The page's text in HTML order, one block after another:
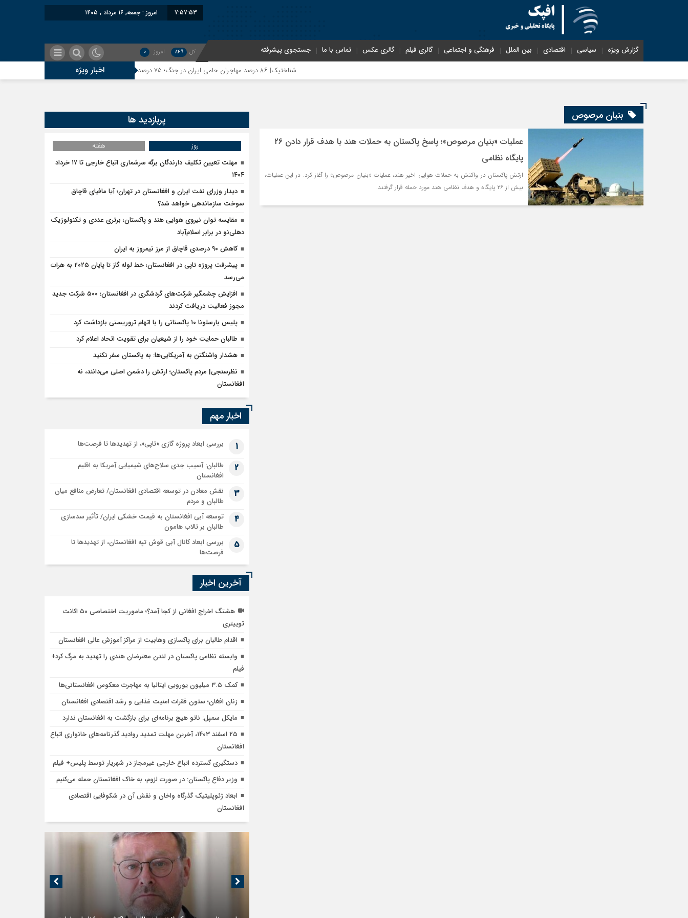
7:57:53 امروز : جمعه, ۱۶ مرداد , ۱۴۰۵
گزارش ویژه سیاسی اقتصادی بین الملل فرهنگی و اجتماعی گالری فیلم گالری عکس تماس با ما جستجوی پیشرفته کل 849 امروز 0
اخبار ویژه شناختیک| ۸۶ درصد مهاجران حامی ایران در جنگ؛ ۷۵ درصد مهاجران دولت چهاردهم را خیرخواه خود نمی‌دانند
روسیه امارت اسلامی افغانستان را به رسمیت شناخت؛ دول آسیای میانه هم به طالبان اعتبار می‎‌بخشند؟
مذاکره تحمیلی، جنگ تحمیلی، صلح تحمیلی را پذیرفتیم؛ اسرائیل به کدام صلح تاکنون پایبند بوده است؟
بنیان مرصوص
عملیات «بنیان مرصوص»؛ پاسخ پاکستان به حملات هند با هدف قرار دادن ۲۶
پایگاه نظامی
ارتش پاکستان در واکنش به حملات هوایی اخیر هند، عملیات «بنیان مرصوص» را آغاز کرد. در این عملیات،
بیش از ۲۶ پایگاه و هدف نظامی هند مورد حمله قرار گرفتند.
پربازدید ها
روز
هفته
مهلت تعیین تکلیف دارندگان برگه سرشماری اتباع خارجی تا ۱۷ خرداد
۱۴۰۴
دیدار وزرای نفت ایران و افغانستان در تهران؛ آیا مافیای قاچاق
سوخت سازماندهی خواهد شد؟
مقایسه توان نیروی هوایی هند و پاکستان؛ برتری عددی و تکنولوژیک
دهلی‌نو در برابر اسلام‌آباد
کاهش ۹۰ درصدی قاچاق از مرز نیمروز به ایران
پیشرفت پروژه تاپی در افغانستان؛ خط لوله گاز تا پایان ۲۰۲۵ به هرات
می‌رسد
افزایش چشمگیر شرکت‌های گردشگری در افغانستان؛ ۵۰۰ شرکت جدید
مجوز فعالیت دریافت کردند
پلیس بارسلونا ۱۰ پاکستانی را با اتهام تروریستی بازداشت کرد
طالبان حمایت خود را از شیعیان برای تقویت اتحاد اعلام کرد
هشدار واشنگتن به آمریکایی‌ها: به پاکستان سفر نکنید
نظرسنجی| مردم پاکستان؛ ارتش را دشمن اصلی می‌دانند، نه
افغانستان
اخبار مهم
1 بررسی ابعاد پروژه گازی «تاپی»، از تهدیدها تا فرصت‌ها
2
طالبان: آسیب جدی سلاح‌های شیمیایی آمریکا به اقلیم
افغانستان
3
نقش معادن در توسعه اقتصادی افغانستان/ تعارض منافع میان
طالبان و مردم
4
توسعه آبی افغانستان به قیمت خشکی ایران/ تأثیر سدسازی
طالبان بر تالاب هامون
5
بررسی ابعاد کانال آبی قوش تپه افغانستان، از تهدیدها تا
فرصت‌ها
آخرین اخبار
هشتگ اخراج افغانی از کجا آمد؟؛ ماموریت اختصاصی ۵۰ اکانت
توییتری
اقدام طالبان برای پاکسازی وهابیت از مراکز آموزش عالی افغانستان
وابسته نظامی پاکستان در لندن معترضان هندی را تهدید به مرگ کرد+
فیلم
کمک ۳.۵ میلیون یورویی ایتالیا به مهاجرت معکوس افغانستانی‌ها
زنان افغان؛ ستون فقرات امنیت غذایی و رشد اقتصادی افغانستان
مایکل سمپل: ناتو هیچ برنامه‌ای برای بازگشت به افغانستان ندارد
۲۵ اسفند ۱۴۰۳، آخرین مهلت تمدید روادید گذرنامه‌های خانواری اتباع
افغانستان
دستگیری گسترده اتباع خارجی غیرمجاز در شهریار توسط پلیس+ فیلم
وزیر دفاع پاکستان: در صورت لزوم، به خاک افغانستان حمله می‌کنیم
ابعاد ژئوپلیتیک گذرگاه واخان و نقش آن در شکوفایی اقتصادی
افغانستان